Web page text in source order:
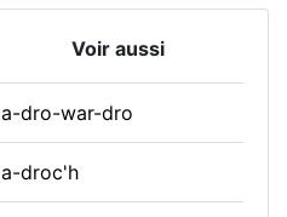
Voir aussi
a-dro-war-dro
a-droc'h